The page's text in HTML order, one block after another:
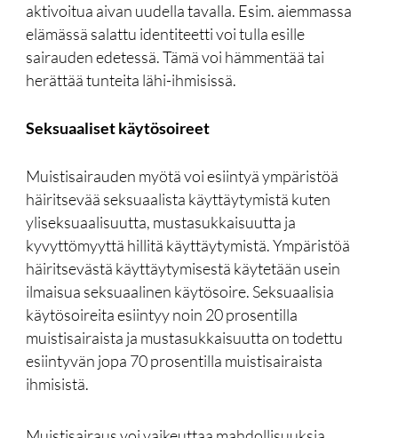
aktivoitua aivan uudella tavalla. Esim. aiemmassa
elämässä salattu identiteetti voi tulla esille
sairauden edetessä. Tämä voi hämmentää tai
herättää tunteita lähi-ihmisissä.
Seksuaaliset käytösoireet
Muistisairauden myötä voi esiintyä ympäristöä
häiritsevää seksuaalista käyttäytymistä kuten
yliseksuaalisuutta, mustasukkaisuutta ja
kyvyttömyyttä hillitä käyttäytymistä. Ympäristöä
häiritsevästä käyttäytymisestä käytetään usein
ilmaisua seksuaalinen käytösoire. Seksuaalisia
käytösoireita esiintyy noin 20 prosentilla
muistisairaista ja mustasukkaisuutta on todettu
esiintyvän jopa 70 prosentilla muistisairaista
ihmisistä.